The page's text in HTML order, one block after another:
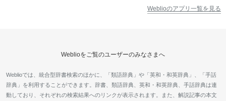
Weblioのアプリ一覧を見る
Weblioをご覧のユーザーのみなさまへ
Weblioでは、統合型辞書検索のほかに、「類語辞典」や「英和・和英辞典」、「手話
辞典」を利用することができます。辞書、類語辞典、英和・和英辞典、手話辞典は連
動しており、それぞれの検索結果へのリンクが表示されます。また、解説記事の本文